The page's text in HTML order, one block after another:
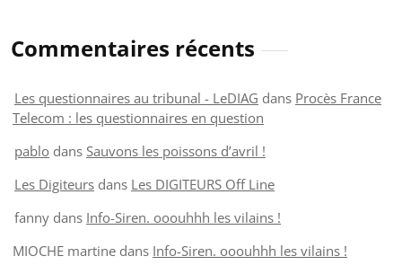
Commentaires récents
Les questionnaires au tribunal - LeDIAG dans Procès France
Telecom : les questionnaires en question
pablo dans Sauvons les poissons d’avril !
Les Digiteurs dans Les DIGITEURS Off Line
fanny dans Info-Siren. ooouhhh les vilains !
MIOCHE martine dans Info-Siren. ooouhhh les vilains !